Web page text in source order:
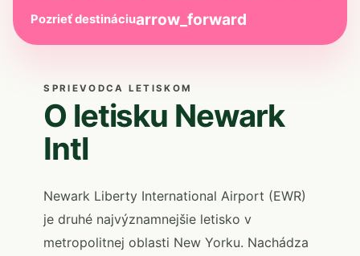
SPRIEVODCA LETISKOM
O letisku Newark
Intl
Newark Liberty International Airport (EWR)
je druhé najvýznamnejšie letisko v
metropolitnej oblasti New Yorku. Nachádza
Pozrieť destináciuarrow_forward